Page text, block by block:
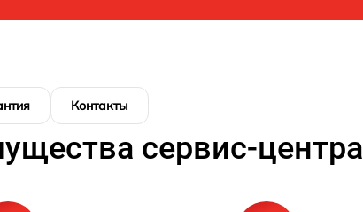
Контакты
сервис-центра